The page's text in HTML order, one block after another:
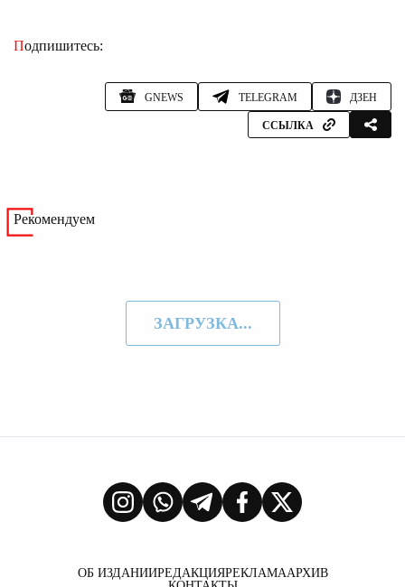
Подпишитесь:
GNEWS TELEGRAM ДЗЕН
ССЫЛКА
Рекомендуем
ЗАГРУЗКА...
ОБ ИЗДАНИИРЕДАКЦИЯРЕКЛАМААРХИВ